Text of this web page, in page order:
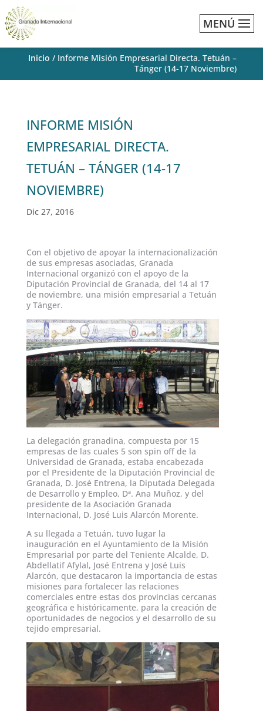
MENÚ
Inicio / Informe Misión Empresarial Directa. Tetuán –
Tánger (14-17 Noviembre)
INFORME MISIÓN
EMPRESARIAL DIRECTA.
TETUÁN – TÁNGER (14-17
NOVIEMBRE)
Dic 27, 2016
Con el objetivo de apoyar la internacionalización
de sus empresas asociadas, Granada
Internacional organizó con el apoyo de la
Diputación Provincial de Granada, del 14 al 17
de noviembre, una misión empresarial a Tetuán
y Tánger.
La delegación granadina, compuesta por 15
empresas de las cuales 5 son spin off de la
Universidad de Granada, estaba encabezada
por el Presidente de la Diputación Provincial de
Granada, D. José Entrena, la Diputada Delegada
de Desarrollo y Empleo, Dª. Ana Muñoz, y del
presidente de la Asociación Granada
Internacional, D. José Luis Alarcón Morente.
A su llegada a Tetuán, tuvo lugar la
inauguración en el Ayuntamiento de la Misión
Empresarial por parte del Teniente Alcalde, D.
Abdellatif Afylal, José Entrena y José Luis
Alarcón, que destacaron la importancia de estas
misiones para fortalecer las relaciones
comerciales entre estas dos provincias cercanas
geográfica e históricamente, para la creación de
oportunidades de negocios y el desarrollo de su
tejido empresarial.